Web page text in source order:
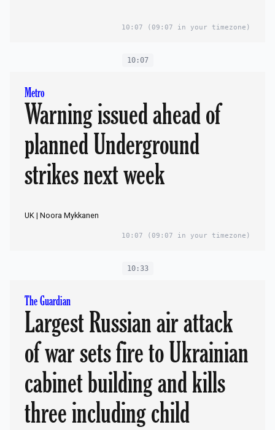
son of a Kensington
10:07 (09:07 in your timezone)
10:07
Metro
Warning issued ahead of
planned Underground
strikes next week
UK | Noora Mykkanen
10:07 (09:07 in your timezone)
10:33
The Guardian
Largest Russian air attack
of war sets fire to Ukrainian
cabinet building and kills
three including child